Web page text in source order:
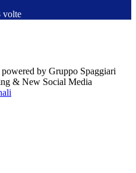
volte
by Gruppo Spaggiari
& New Social Media